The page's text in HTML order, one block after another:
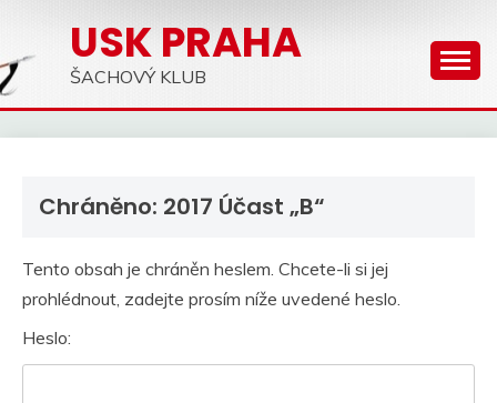
content
USK PRAHA
ŠACHOVÝ KLUB
Chráněno: 2017 Účast „B“
Tento obsah je chráněn heslem. Chcete-li si jej
prohlédnout, zadejte prosím níže uvedené heslo.
Heslo: